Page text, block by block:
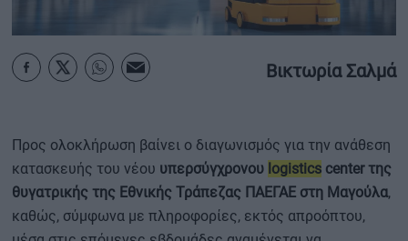
ΕΠΙΚΟΙΝΩΝΙΑ
ΤΑΥΤΟΤΗΤΑ
Βικτωρία Σαλμά
Προς ολοκλήρωση βαίνει ο διαγωνισμός για την ανάθεση
κατασκευής του νέου υπερσύγχρονου logistics center της
θυγατρικής της Εθνικής Τράπεζας ΠΑΕΓΑΕ στη Μαγούλα,
καθώς, σύμφωνα με πληροφορίες, εκτός απροόπτου,